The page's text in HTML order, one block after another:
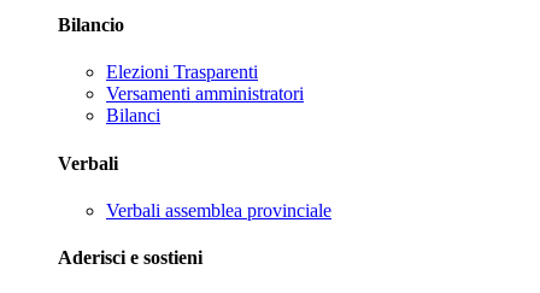
Bilancio
Elezioni Trasparenti
Versamenti amministratori
Bilanci
Verbali
Verbali assemblea provinciale
Aderisci e sostieni